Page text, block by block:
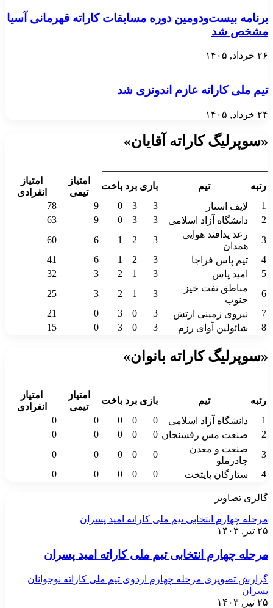
برنامه بیست‌ودومین دوره مسابقات کاراته قهرمانی آسیا
مشخص شد
۲۶ خرداد, ۱۴۰۵
تیم ملی کاراته عازم اندونزی شد
۲۴ خرداد, ۱۴۰۵
«سوپرلیگ کاراته آقایان»
رتبه
تیم بازی برد باخت
امتیاز
تیمی
امتیاز
انفرادی
1
لایف استار 3
3
0
9
78
2
دانشگاه آزاد اسلامی 3
3
0
9
63
3
رعد پدافند هوایی
همدان
3
2
1
6
60
4
تیم پاس فراجا 3
2
1
6
41
5
امید پاس 3
1
2
3
32
6
مناطق نفت خیز
جنوب
3
1
2
3
25
7
نیروی زمینی ارتش 3
0
3
0
21
8
شائولین آوای رزم 3
0
3
0
15
«سوپرلیگ کاراته بانوان»
رتبه
تیم بازی برد باخت
امتیاز
تیمی
امتیاز
انفرادی
1
دانشگاه آزاد اسلامی 0
0
0
0
0
2
صنعت مس رفسنجان 0
0
0
0
0
3
صنعت و معدن
چادرملو
0
0
0
0
0
4
ستارگان پایتخت 0
0
0
0
0
گالری تصاویر
مرحله چهارم انتخابی تیم ملی کاراته امید پسران
۲۵ تیر, ۱۴۰۳
مرحله چهارم انتخابی تیم ملی کاراته امید پسران
گزارش تصویری مرحله چهارم اردوی تیم ملی کاراته نوجوانان
پسران
۲۵ تیر, ۱۴۰۳